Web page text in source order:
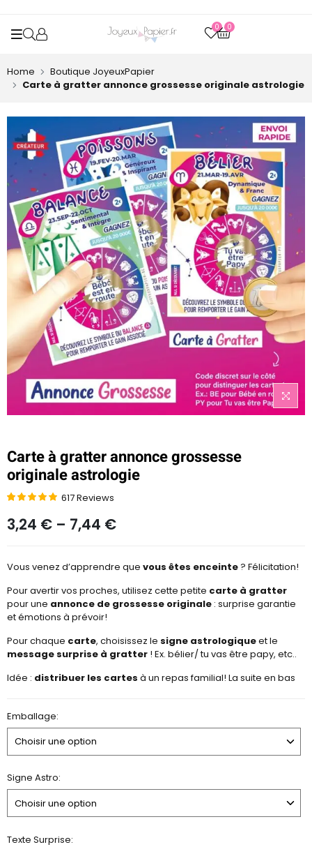
OPEN SEARCH
0 0
Home
Boutique JoyeuxPapier
Carte à gratter annonce grossesse originale astrologie
Carte à gratter annonce grossesse
originale astrologie
sur 5 basé
client
617Reviews
3,24 € – 7,44 €
Vous venez d’apprendre que vous êtes enceinte ? Félicitation!
Pour avertir vos proches, utilisez cette petite carte à gratter
pour une annonce de grossesse originale : surprise garantie
et émotions à prévoir!
Pour chaque carte, choisissez le signe astrologiqueet le
message surprise à gratter ! Ex. bélier/ tu vas être papy, etc..
Idée : distribuer les cartes à un repas familial! La suite en bas
Emballage:
Signe Astro:
Texte Surprise: